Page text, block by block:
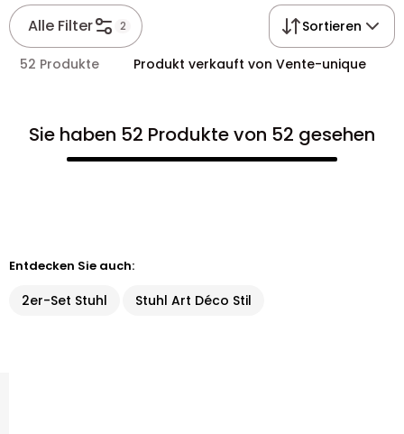
Alle Filter 2 Sortieren
52 Produkte Produkt verkauft von Vente-unique
Sie haben 52 Produkte von 52 gesehen
Entdecken Sie auch:
2er-Set Stuhl Stuhl Art Déco Stil